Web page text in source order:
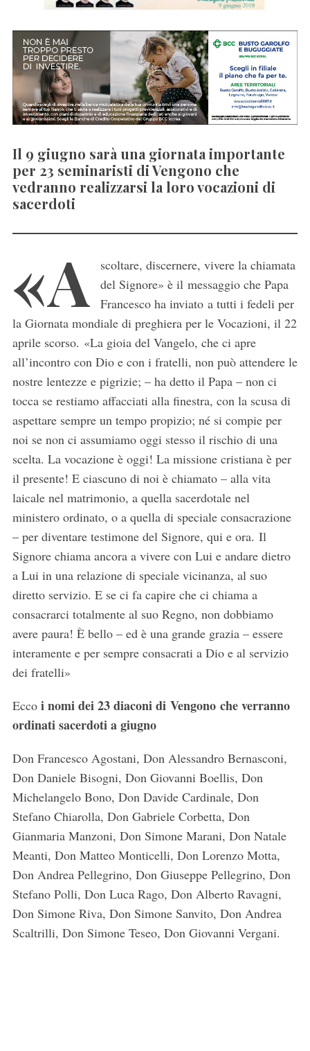
Il 9 giugno sarà una giornata importante
per 23 seminaristi di Vengono che
vedranno realizzarsi la loro vocazioni di
sacerdoti
«A
scoltare, discernere, vivere la chiamata
del Signore» è il messaggio che Papa
Francesco ha inviato a tutti i fedeli per
la Giornata mondiale di preghiera per le Vocazioni, il 22
aprile scorso. «La gioia del Vangelo, che ci apre
all’incontro con Dio e con i fratelli, non può attendere le
nostre lentezze e pigrizie; – ha detto il Papa – non ci
tocca se restiamo affacciati alla finestra, con la scusa di
aspettare sempre un tempo propizio; né si compie per
noi se non ci assumiamo oggi stesso il rischio di una
scelta. La vocazione è oggi! La missione cristiana è per
il presente! E ciascuno di noi è chiamato – alla vita
laicale nel matrimonio, a quella sacerdotale nel
ministero ordinato, o a quella di speciale consacrazione
– per diventare testimone del Signore, qui e ora. Il
Signore chiama ancora a vivere con Lui e andare dietro
a Lui in una relazione di speciale vicinanza, al suo
diretto servizio. E se ci fa capire che ci chiama a
consacrarci totalmente al suo Regno, non dobbiamo
avere paura! È bello – ed è una grande grazia – essere
interamente e per sempre consacrati a Dio e al servizio
dei fratelli»
Eccoi nomi dei 23 diaconi di Vengono che verranno
ordinati sacerdoti a giugno
Don Francesco Agostani, Don Alessandro Bernasconi,
Don Daniele Bisogni, Don Giovanni Boellis, Don
Michelangelo Bono, Don Davide Cardinale, Don
Stefano Chiarolla, Don Gabriele Corbetta, Don
Gianmaria Manzoni, Don Simone Marani, Don Natale
Meanti, Don Matteo Monticelli, Don Lorenzo Motta,
Don Andrea Pellegrino, Don Giuseppe Pellegrino, Don
Stefano Polli, Don Luca Rago, Don Alberto Ravagni,
Don Simone Riva, Don Simone Sanvito, Don Andrea
Scaltrilli, Don Simone Teseo, Don Giovanni Vergani.